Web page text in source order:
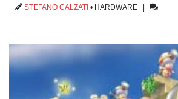
STEFANO CALZATI • HARDWARE |